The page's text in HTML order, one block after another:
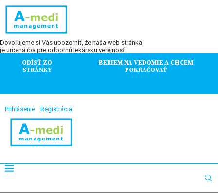
Dovoľujeme si Vás upozorniť, že naša web stránka
je určená iba pre odbornú lekársku verejnosť.
ODÍSŤ ZO
STRÁNKY
BERIEM NA VEDOMIE A CHCEM
POKRAČOVAŤ
Prihlásenie Registrácia